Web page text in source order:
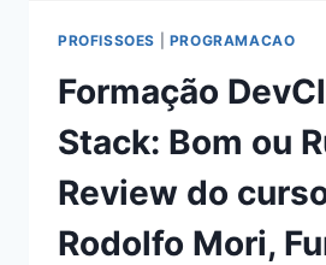
PROFISSOES PROGRAMACAO
Formação
Stack: Bom ou
Review do
Rodolfo Mori,